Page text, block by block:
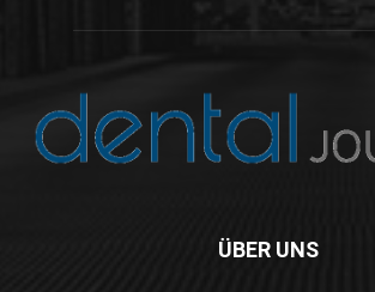
ÜBER UNS